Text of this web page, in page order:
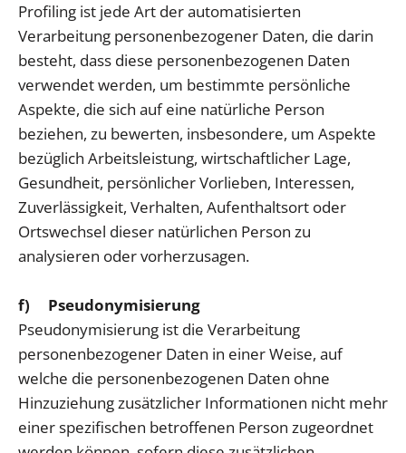
Profiling ist jede Art der automatisierten
Verarbeitung personenbezogener Daten, die darin
besteht, dass diese personenbezogenen Daten
verwendet werden, um bestimmte persönliche
Aspekte, die sich auf eine natürliche Person
beziehen, zu bewerten, insbesondere, um Aspekte
bezüglich Arbeitsleistung, wirtschaftlicher Lage,
Gesundheit, persönlicher Vorlieben, Interessen,
Zuverlässigkeit, Verhalten, Aufenthaltsort oder
Ortswechsel dieser natürlichen Person zu
analysieren oder vorherzusagen.
f) Pseudonymisierung
Pseudonymisierung ist die Verarbeitung
personenbezogener Daten in einer Weise, auf
welche die personenbezogenen Daten ohne
Hinzuziehung zusätzlicher Informationen nicht mehr
einer spezifischen betroffenen Person zugeordnet